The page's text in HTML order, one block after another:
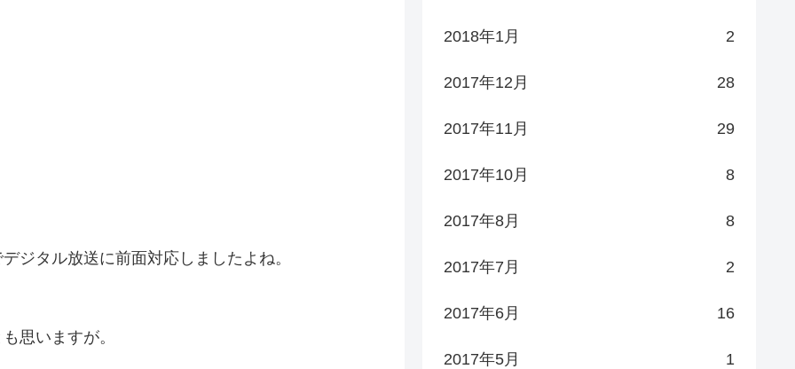
ジタル放送に前面対応しましたよね。
思いますが。
2018年1月 2
2017年12月 28
2017年11月 29
2017年10月 8
2017年8月 8
2017年7月 2
2017年6月 16
2017年5月 1